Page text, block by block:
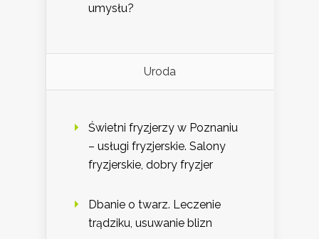
umysłu?
Uroda
Świetni fryzjerzy w Poznaniu
– usługi fryzjerskie. Salony
fryzjerskie, dobry fryzjer
Dbanie o twarz. Leczenie
trądziku, usuwanie blizn